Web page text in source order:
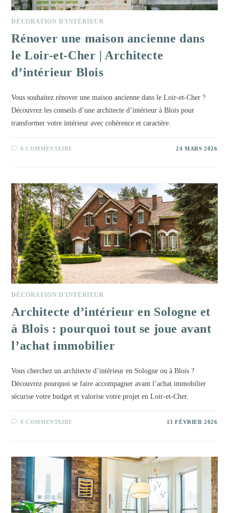
DÉCORATION D'INTÉRIEUR
Rénover une maison ancienne dans
le Loir-et-Cher | Architecte
d’intérieur Blois
Vous souhaitez rénover une maison ancienne dans le Loir-et-Cher ?
Découvrez les conseils d’une architecte d’intérieur à Blois pour
transformer votre intérieur avec cohérence et caractère.
0 COMMENTAIRE 24 MARS 2026
DÉCORATION D'INTÉRIEUR
Architecte d’intérieur en Sologne et
à Blois : pourquoi tout se joue avant
l’achat immobilier
Vous cherchez un architecte d’intérieur en Sologne ou à Blois ?
Découvrez pourquoi se faire accompagner avant l’achat immobilier
sécurise votre budget et valorise votre projet en Loir-et-Cher.
0 COMMENTAIRE 13 FÉVRIER 2026